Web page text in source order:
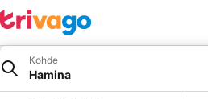
Kohde
Hamina